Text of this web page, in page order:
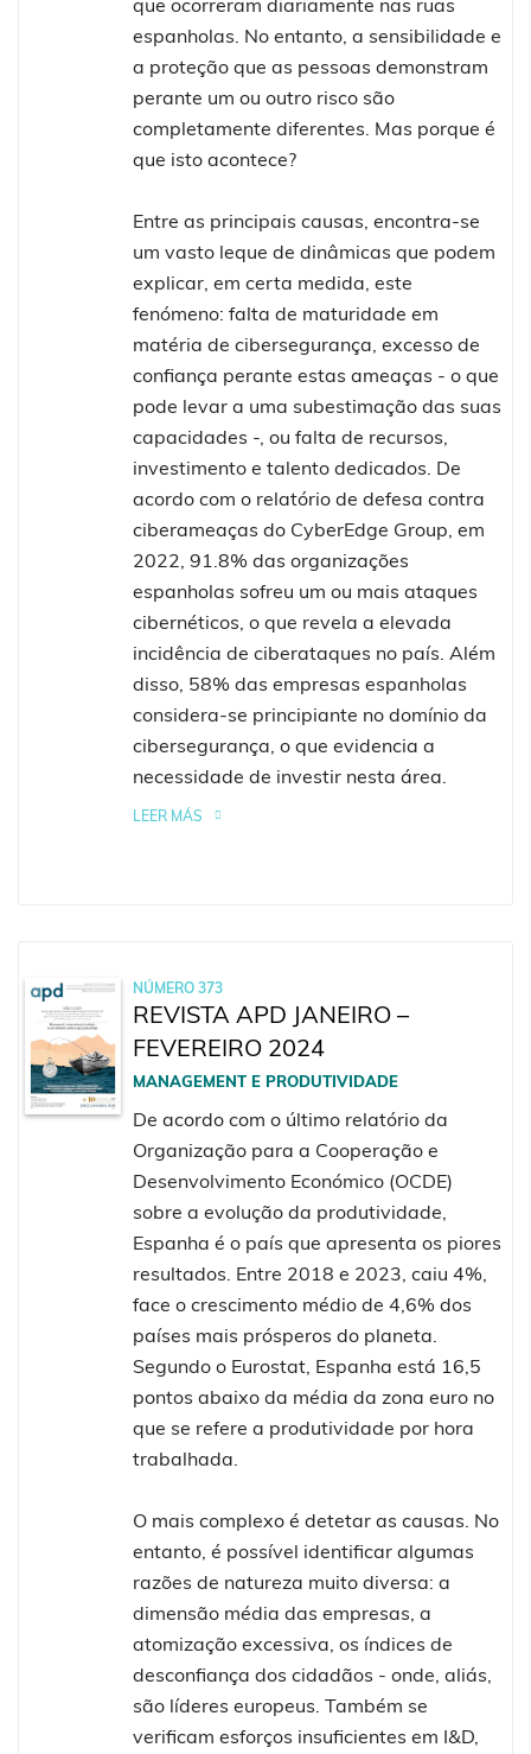
que ocorreram diariamente nas ruas
espanholas. No entanto, a sensibilidade e
a proteção que as pessoas demonstram
perante um ou outro risco são
completamente diferentes. Mas porque é
que isto acontece?
Entre as principais causas, encontra-se
um vasto leque de dinâmicas que podem
explicar, em certa medida, este
fenómeno: falta de maturidade em
matéria de cibersegurança, excesso de
confiança perante estas ameaças - o que
pode levar a uma subestimação das suas
capacidades -, ou falta de recursos,
investimento e talento dedicados. De
acordo com o relatório de defesa contra
ciberameaças do CyberEdge Group, em
2022, 91.8% das organizações
espanholas sofreu um ou mais ataques
cibernéticos, o que revela a elevada
incidência de ciberataques no país. Além
disso, 58% das empresas espanholas
considera-se principiante no domínio da
cibersegurança, o que evidencia a
necessidade de investir nesta área.
LEER MÁS
NÚMERO 373
REVISTA APD JANEIRO –
FEVEREIRO 2024
MANAGEMENT E PRODUTIVIDADE
De acordo com o último relatório da
Organização para a Cooperação e
Desenvolvimento Económico (OCDE)
sobre a evolução da produtividade,
Espanha é o país que apresenta os piores
resultados. Entre 2018 e 2023, caiu 4%,
face o crescimento médio de 4,6% dos
países mais prósperos do planeta.
Segundo o Eurostat, Espanha está 16,5
pontos abaixo da média da zona euro no
que se refere a produtividade por hora
trabalhada.
O mais complexo é detetar as causas. No
entanto, é possível identificar algumas
razões de natureza muito diversa: a
dimensão média das empresas, a
atomização excessiva, os índices de
desconfiança dos cidadãos - onde, aliás,
são líderes europeus. Também se
verificam esforços insuficientes em I&D,